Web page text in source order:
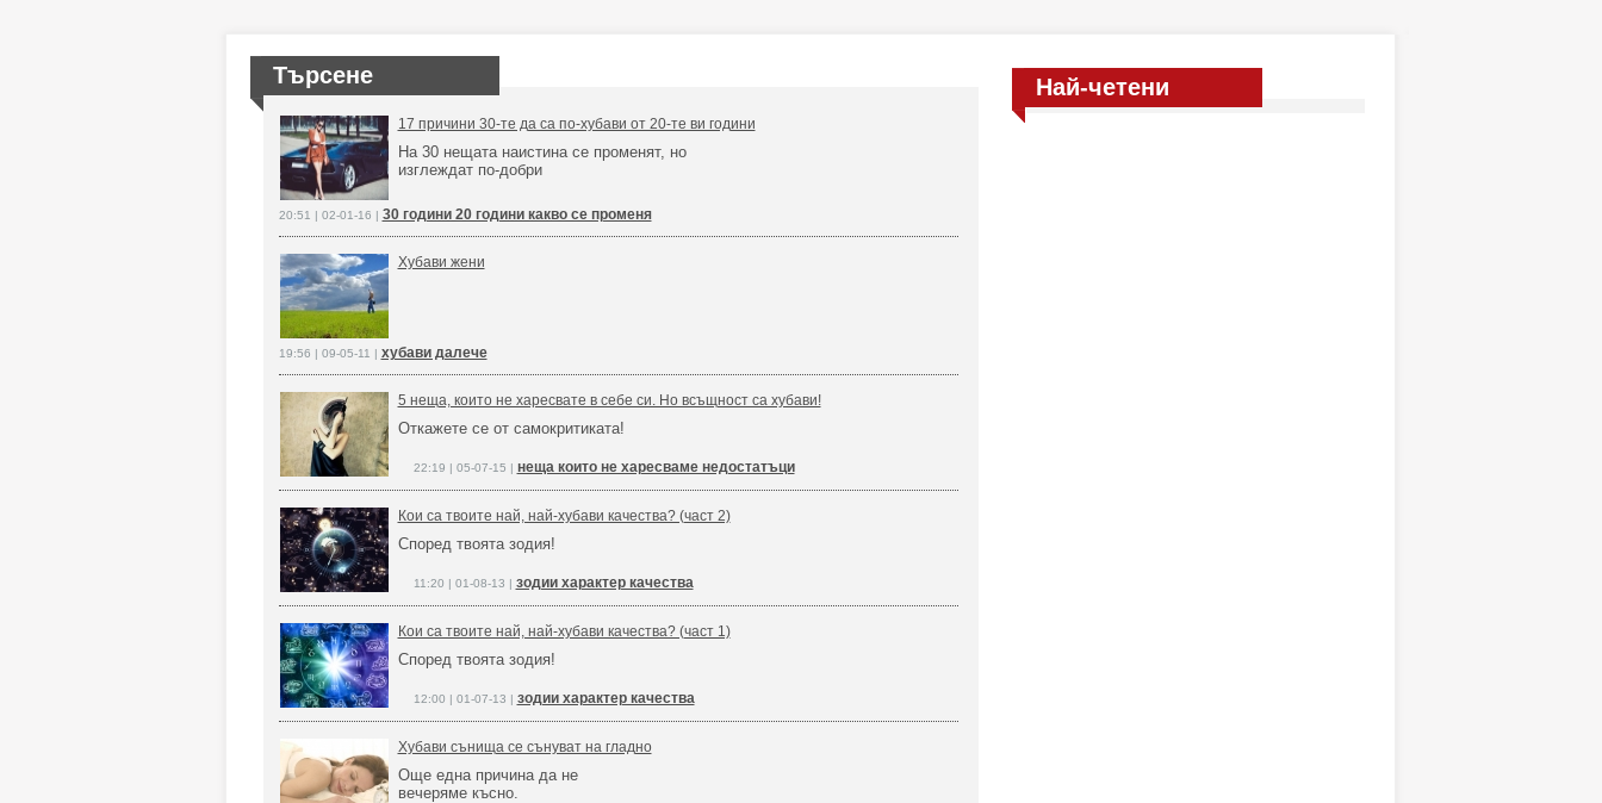
Търсене
17 причини 30-те да са по-хубави от 20-те ви години
На 30 нещата наистина се променят, но
изглеждат по-добри
20:51 | 02-01-16 | 30 години 20 години какво се променя
Хубави жени
19:56 | 09-05-11 | хубави далече
5 неща, които не харесвате в себе си. Но всъщност са хубави!
Откажете се от самокритиката!
22:19 | 05-07-15 | неща които не харесваме недостатъци
Кои са твоите най, най-хубави качества? (част 2)
Според твоята зодия!
11:20 | 01-08-13 | зодии характер качества
Кои са твоите най, най-хубави качества? (част 1)
Според твоята зодия!
12:00 | 01-07-13 | зодии характер качества
Хубави сънища се сънуват на гладно
Още една причина да не
вечеряме късно.
Най-четени